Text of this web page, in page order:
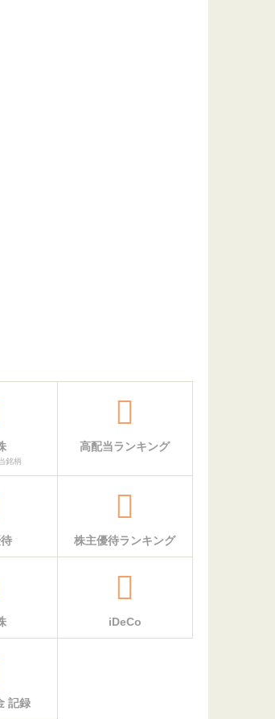
銘柄
高配当ランキング
株主優待ランキング
iDeCo
記録